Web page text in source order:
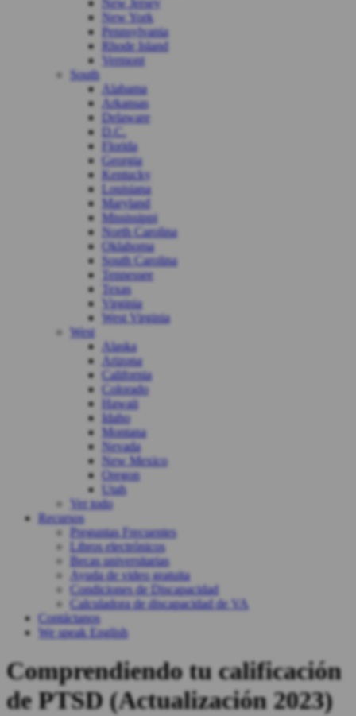
New Jersey
New York
Pennsylvania
Rhode Island
Vermont
South
Alabama
Arkansas
Delaware
D.C.
Florida
Georgia
Kentucky
Louisiana
Maryland
Mississippi
North Carolina
Oklahoma
South Carolina
Tennessee
Texas
Virginia
West Virginia
West
Alaska
Arizona
California
Colorado
Hawaii
Idaho
Montana
Nevada
New Mexico
Oregon
Utah
Ver todo
Recursos
Preguntas Frecuentes
Libros electrónicos
Becas universitarias
Ayuda de video gratuita
Condiciones de Discapacidad
Calculadora de discapacidad de VA
Contáctanos
We speak English
Comprendiendo tu calificación
de PTSD (Actualización 2023)